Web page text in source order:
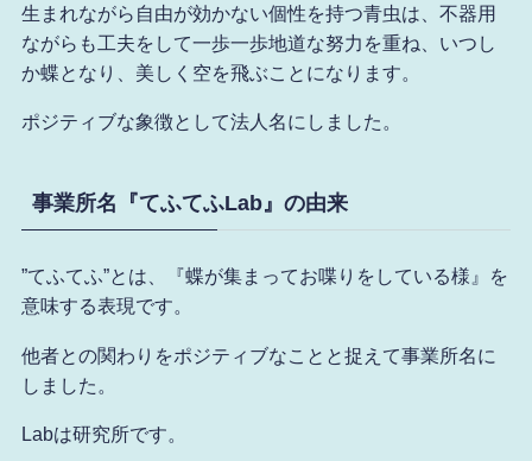
生まれながら自由が効かない個性を持つ青虫は、不器用
ながらも工夫をして一歩一歩地道な努力を重ね、いつし
か蝶となり、美しく空を飛ぶことになります。
ポジティブな象徴として法人名にしました。
事業所名『てふてふLab』の由来
”てふてふ”とは、『蝶が集まってお喋りをしている様』を
意味する表現です。
他者との関わりをポジティブなことと捉えて事業所名に
しました。
Labは研究所です。